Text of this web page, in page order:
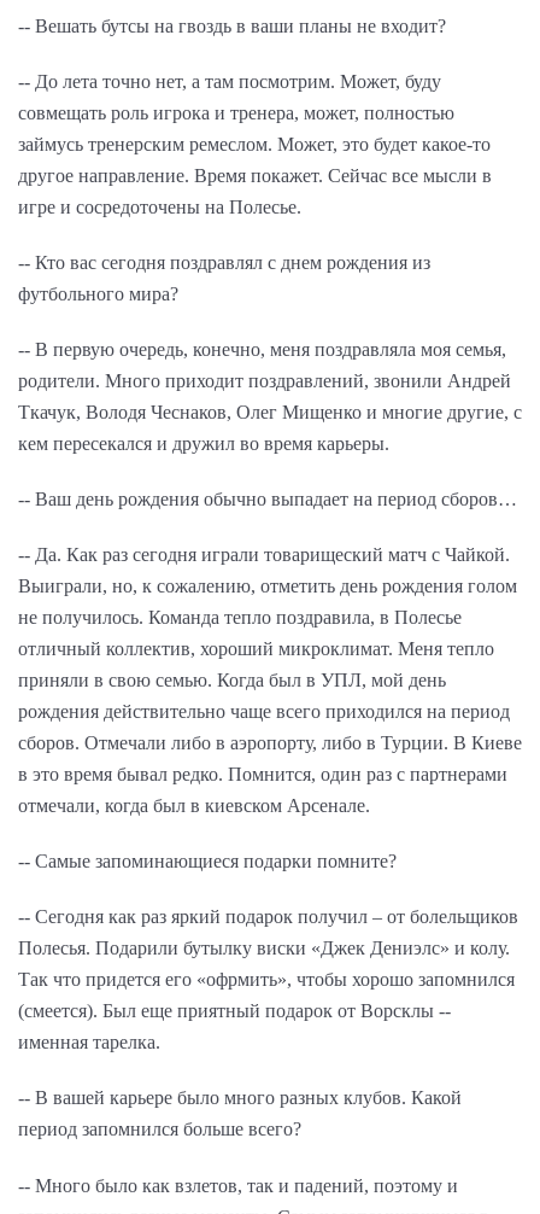
-- Вешать бутсы на гвоздь в ваши планы не входит?
-- До лета точно нет, а там посмотрим. Может, буду
совмещать роль игрока и тренера, может, полностью
займусь тренерским ремеслом. Может, это будет какое-то
другое направление. Время покажет. Сейчас все мысли в
игре и сосредоточены на Полесье.
-- Кто вас сегодня поздравлял с днем рождения из
футбольного мира?
-- В первую очередь, конечно, меня поздравляла моя семья,
родители. Много приходит поздравлений, звонили Андрей
Ткачук, Володя Чеснаков, Олег Мищенко и многие другие, с
кем пересекался и дружил во время карьеры.
-- Ваш день рождения обычно выпадает на период сборов…
-- Да. Как раз сегодня играли товарищеский матч с Чайкой.
Выиграли, но, к сожалению, отметить день рождения голом
не получилось. Команда тепло поздравила, в Полесье
отличный коллектив, хороший микроклимат. Меня тепло
приняли в свою семью. Когда был в УПЛ, мой день
рождения действительно чаще всего приходился на период
сборов. Отмечали либо в аэропорту, либо в Турции. В Киеве
в это время бывал редко. Помнится, один раз с партнерами
отмечали, когда был в киевском Арсенале.
-- Самые запоминающиеся подарки помните?
-- Сегодня как раз яркий подарок получил – от болельщиков
Полесья. Подарили бутылку виски «Джек Дениэлс» и колу.
Так что придется его «офрмить», чтобы хорошо запомнился
(смеется). Был еще приятный подарок от Ворсклы --
именная тарелка.
-- В вашей карьере было много разных клубов. Какой
период запомнился больше всего?
-- Много было как взлетов, так и падений, поэтому и